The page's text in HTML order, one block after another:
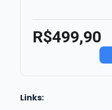
R$499,90
Links: